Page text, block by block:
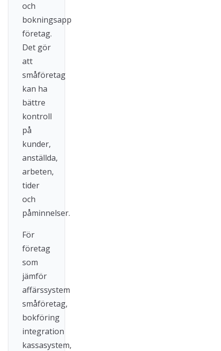
och
bokningsapp
företag.
Det gör
att
småföretag
kan ha
bättre
kontroll
på
kunder,
anställda,
arbeten,
tider
och
påminnelser.
För
företag
som
jämför
affärssystem
småföretag,
bokföring
integration
kassasystem,